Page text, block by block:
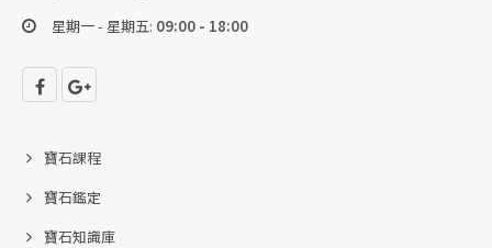
星期一 - 星期五: 09:00 - 18:00
寶石課程
寶石鑑定
寶石知識庫